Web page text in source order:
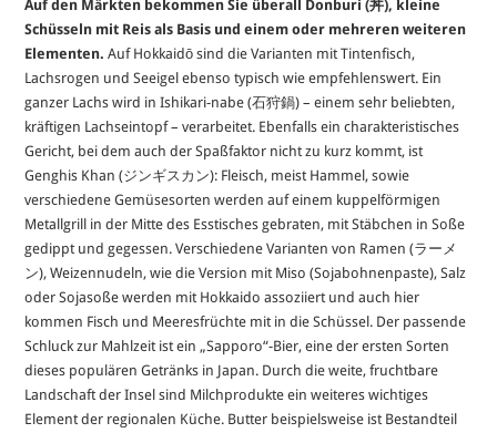
Auf den Märkten bekommen Sie überall Donburi (丼), kleine
Schüsseln mit Reis als Basis und einem oder mehreren weiteren
Elementen. Auf Hokkaidō sind die Varianten mit Tintenfisch,
Lachsrogen und Seeigel ebenso typisch wie empfehlenswert. Ein
ganzer Lachs wird in Ishikari-nabe (石狩鍋) – einem sehr beliebten,
kräftigen Lachseintopf – verarbeitet. Ebenfalls ein charakteristisches
Gericht, bei dem auch der Spaßfaktor nicht zu kurz kommt, ist
Genghis Khan (ジンギスカン): Fleisch, meist Hammel, sowie
verschiedene Gemüsesorten werden auf einem kuppelförmigen
Metallgrill in der Mitte des Esstisches gebraten, mit Stäbchen in Soße
gedippt und gegessen. Verschiedene Varianten von Ramen (ラーメ
ン), Weizennudeln, wie die Version mit Miso (Sojabohnenpaste), Salz
oder Sojasoße werden mit Hokkaido assoziiert und auch hier
kommen Fisch und Meeresfrüchte mit in die Schüssel. Der passende
Schluck zur Mahlzeit ist ein „Sapporo“-Bier, eine der ersten Sorten
dieses populären Getränks in Japan. Durch die weite, fruchtbare
Landschaft der Insel sind Milchprodukte ein weiteres wichtiges
Element der regionalen Küche. Butter beispielsweise ist Bestandteil